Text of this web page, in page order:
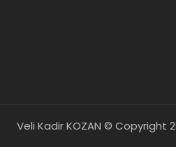
Veli Kadir KOZAN © Copyright